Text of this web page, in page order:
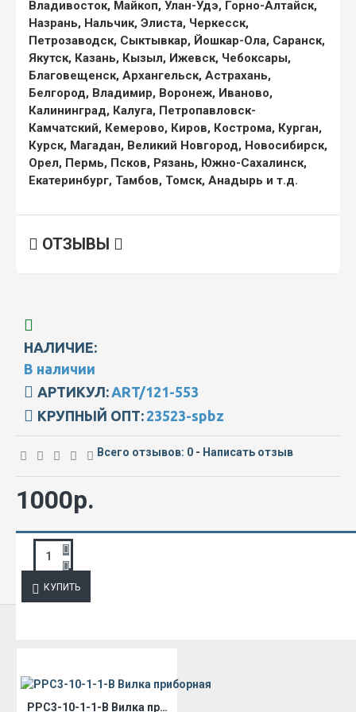
Владивосток, Майкоп, Улан-Удэ, Горно-Алтайск,
Назрань, Нальчик, Элиста, Черкесск,
Петрозаводск, Сыктывкар, Йошкар-Ола, Саранск,
Якутск, Казань, Кызыл, Ижевск, Чебоксары,
Благовещенск, Архангельск, Астрахань,
Белгород, Владимир, Воронеж, Иваново,
Калининград, Калуга, Петропавловск-
Камчатский, Кемерово, Киров, Кострома, Курган,
Курск, Магадан, Великий Новгород, Новосибирск,
Орел, Пермь, Псков, Рязань, Южно-Сахалинск,
Екатеринбург, Тамбов, Томск, Анадырь и т.д.
ОТЗЫВЫ
НАЛИЧИЕ:
В наличии
АРТИКУЛ: ART/121-553
КРУПНЫЙ ОПТ: 23523-spbz
Всего отзывов: 0 - Написать отзыв
1000р.
КУПИТЬ
РРС3-10-1-1-В Вилка приборная